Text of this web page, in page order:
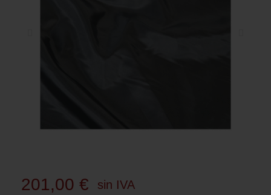
201,00 € sin IVA